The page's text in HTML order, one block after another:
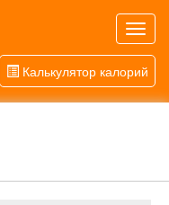
Калькулятор калорий